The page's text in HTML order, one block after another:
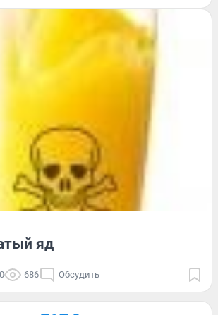
яд
686 Обсудить